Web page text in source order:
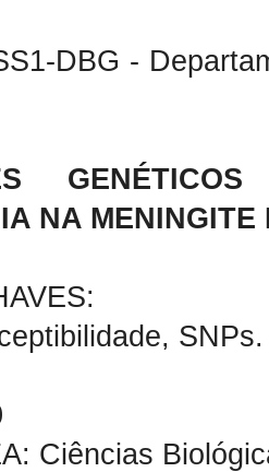
DBG -
NA
SNPs.
Ciências